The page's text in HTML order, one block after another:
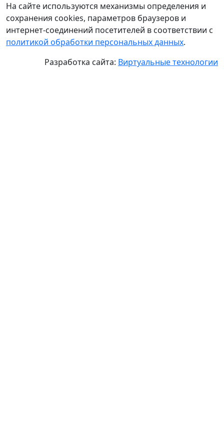
На сайте используются механизмы определения и
сохранения cookies, параметров браузеров и
интернет-соединений посетителей в соответствии с
политикой обработки персональных данных.
Разработка сайта: Виртуальные технологии